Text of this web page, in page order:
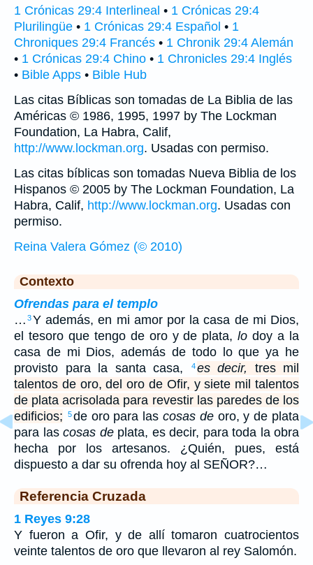
1 Crónicas 29:4 Interlineal • 1 Crónicas 29:4
Plurilingüe • 1 Crónicas 29:4 Español • 1
Chroniques 29:4 Francés • 1 Chronik 29:4 Alemán
• 1 Crónicas 29:4 Chino • 1 Chronicles 29:4 Inglés
• Bible Apps • Bible Hub
Las citas Bíblicas son tomadas de La Biblia de las
Américas © 1986, 1995, 1997 by The Lockman
Foundation, La Habra, Calif,
http://www.lockman.org. Usadas con permiso.
Las citas bíblicas son tomadas Nueva Biblia de los
Hispanos © 2005 by The Lockman Foundation, La
Habra, Calif, http://www.lockman.org. Usadas con
permiso.
Reina Valera Gómez (© 2010)
Contexto
Ofrendas para el templo
… 3Y además, en mi amor por la casa de mi Dios,
el tesoro que tengo de oro y de plata,lo doy a la
casa de mi Dios, además de todo lo que ya he
provisto para la santa casa,
4 es decir, tres mil
talentos de oro, del oro de Ofir, y siete mil talentos
de plata acrisolada para revestir las paredes de los
edificios;
5de oro para lascosas deoro, y de plata
para las cosas deplata, es decir, para toda la obra
hecha por los artesanos. ¿Quién, pues, está
dispuesto a dar su ofrenda hoy al SEÑOR?…
Referencia Cruzada
1 Reyes 9:28
Y fueron a Ofir, y de allí tomaron cuatrocientos
veinte talentos de oro que llevaron al rey Salomón.